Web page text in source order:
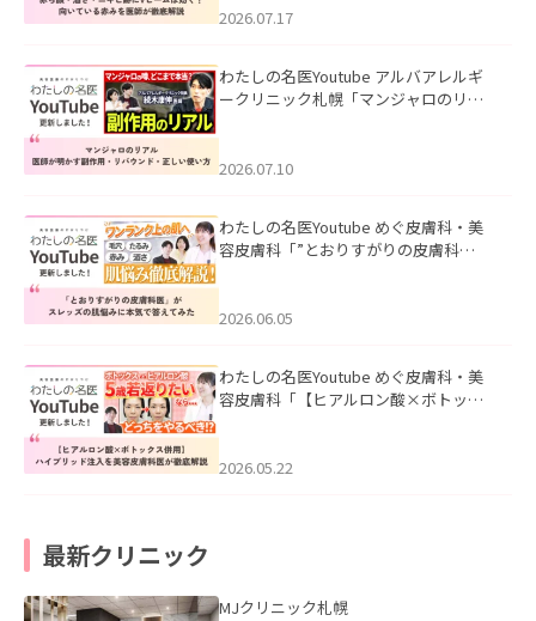
した。
2026.07.17
わたしの名医Youtube アルバアレルギ
ークリニック札幌「マンジャロのリア
た。
2026.07.10
わたしの名医Youtube めぐ皮膚科・美
容皮膚科「”とおりすがりの皮膚科
2026.06.05
わたしの名医Youtube めぐ皮膚科・美
容皮膚科「【ヒアルロン酸×ボトック
た。
2026.05.22
最新クリニック
MJクリニック札幌